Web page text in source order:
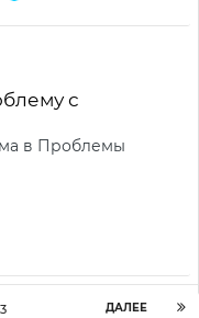
с
в Проблемы
ДАЛЕЕ